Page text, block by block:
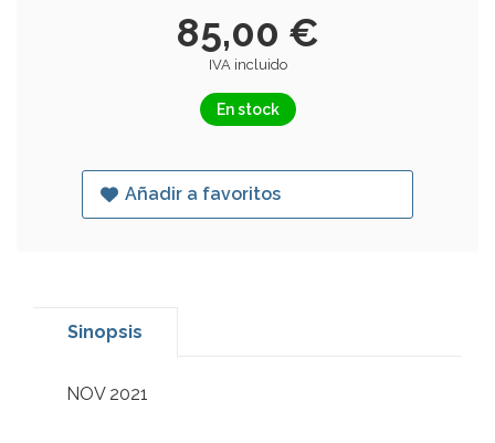
85,00 €
IVA incluido
En stock
Añadir a favoritos
Sinopsis
NOV 2021